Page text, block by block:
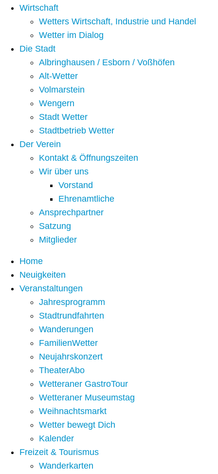
Wirtschaft
Wetters Wirtschaft, Industrie und Handel
Wetter im Dialog
Die Stadt
Albringhausen / Esborn / Voßhöfen
Alt-Wetter​
Volmarstein
Wengern
Stadt Wetter
Stadtbetrieb Wetter
Der Verein
Kontakt & Öffnungszeiten
Wir über uns
Vorstand
Ehrenamtliche
Ansprechpartner
Satzung
Mitglieder
Home
Neuigkeiten
Veranstaltungen
Jahresprogramm
Stadtrundfahrten
Wanderungen
FamilienWetter
Neujahrskonzert
TheaterAbo
Wetteraner GastroTour
Wetteraner Museumstag
Weihnachtsmarkt
Wetter bewegt Dich
Kalender
Freizeit & Tourismus
Wanderkarten